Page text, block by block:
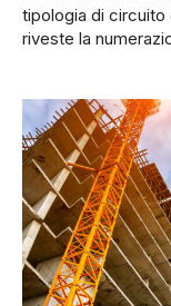
tipologia di
riveste la